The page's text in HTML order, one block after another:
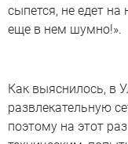
сыпется, не едет на
еще в нем шумно!».
Как выяснилось, в
развлекательную
поэтому на этот